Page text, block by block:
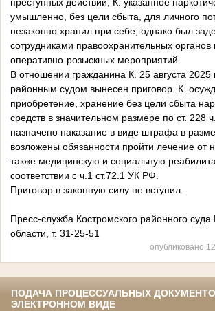
умышленно, без цели сбыта, для личного
незаконно хранил при себе, однако был
сотрудниками правоохранительных
оперативно-розыскных мероприятий.
В отношении гражданина К. 25 августа 2025
районным судом вынесен приговор. К.
приобретение, хранение без цели сбыта
средств в значительном размере по ст. 228
назначено наказание в виде штрафа в
возложены обязанности пройти лечение от
также медицинскую и социальную
соответствии с ч.1 ст.72.1 УК РФ.
Приговор в законную силу не вступил.
Пресс-служба Костромского районного суда
области, т. 31-25-51
опубликовано
ПОДАЧА ПРОЦЕССУАЛЬНЫХ
ЭЛЕКТРОННОМ ВИДЕ